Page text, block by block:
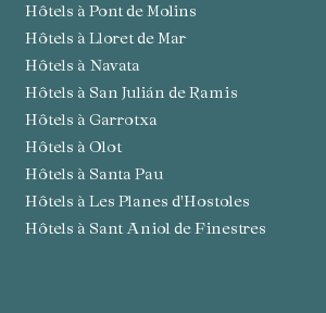
Hôtels à Pont de Molins
Hôtels à Lloret de Mar
Hôtels à Navata
Hôtels à San Julián de Ramis
Hôtels à Garrotxa
Hôtels à Olot
Hôtels à Santa Pau
Hôtels à Les Planes d'Hostoles
Hôtels à Sant Aniol de Finestres